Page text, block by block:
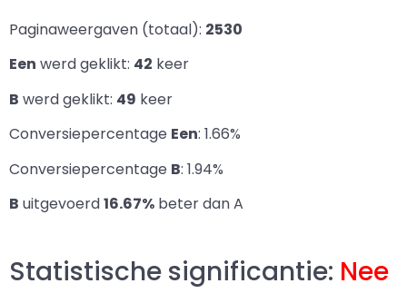
Paginaweergaven (totaal): 2530
Een werd geklikt: 42 keer
B werd geklikt: 49 keer
Conversiepercentage Een: 1.66%
Conversiepercentage B: 1.94%
B uitgevoerd16.67% beter dan A
Statistische significantie: Nee